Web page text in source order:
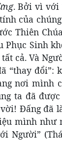
. Bởi vì với
của
Thiên
Phục Sinh
cả. Và
“thay
nơi mình
ta đã
Đấng đã
mình như
Người”